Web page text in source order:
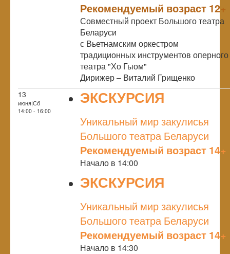
Рекомендуемый возраст 12+
Совместный проект Большого театра
Беларуси
с Вьетнамским оркестром
традиционных инструментов оперного
театра "Хо Гыом"
Дирижер – Виталий Грищенко
13
июня|Сб
14:00 - 16:00
ЭКСКУРСИЯ
Уникальный мир закулисья
Большого театра Беларуси
Рекомендуемый возраст 14+
Начало в 14:00
ЭКСКУРСИЯ
Уникальный мир закулисья
Большого театра Беларуси
Рекомендуемый возраст 14+
Начало в 14:30